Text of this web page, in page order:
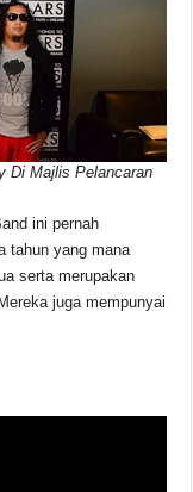
Di Majlis Pelancaran
ini pernah
tahun yang mana
serta merupakan
juga mempunyai